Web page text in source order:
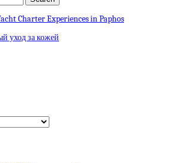
Charter Experiences in Paphos
уход за кожей